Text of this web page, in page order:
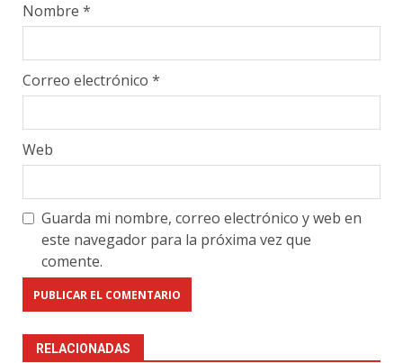
Nombre *
Correo electrónico *
Web
Guarda mi nombre, correo electrónico y web en
este navegador para la próxima vez que
comente.
RELACIONADAS